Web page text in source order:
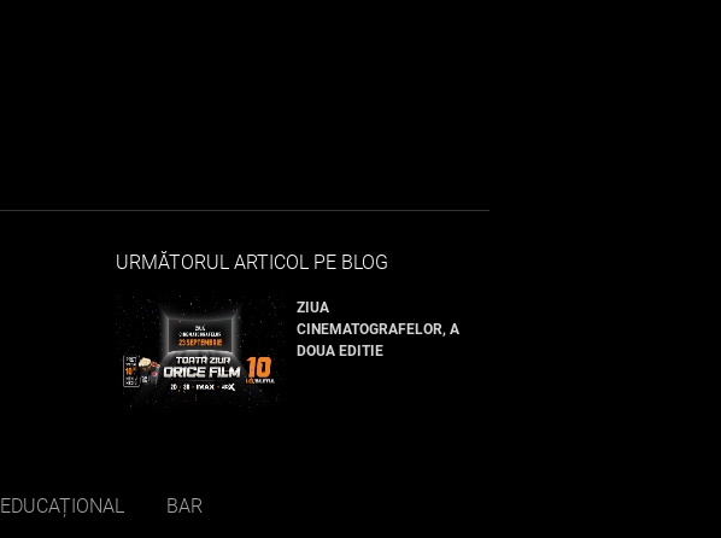
URMĂTORUL ARTICOL PE BLOG
ZIUA
CINEMATOGRAFELOR, A
DOUA EDITIE
EDUCAȚIONAL BAR